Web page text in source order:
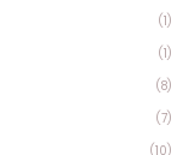
(1)
(1)
(8)
(7)
(10)